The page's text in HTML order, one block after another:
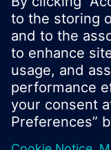
© Siemens